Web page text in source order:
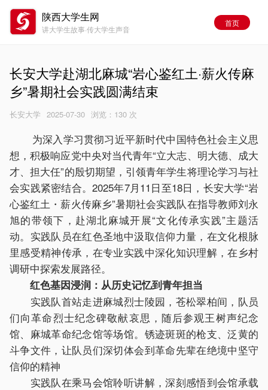
陕西大学生网
讲大学生故事·传大学生声音
首页
长安大学赴湖北麻城“岩心鉴红土·薪火传麻
乡”暑期社会实践圆满结束
长安大学 2025-07-30 浏览： 130 次
为深入学习贯彻习近平新时代中国特色社会主义思
想，积极响应党中央对当代青年“立大志、明大德、成大
才、担大任”的殷切期望，引领青年学生将理论学习与社
会实践紧密结合。2025年7月11日至18日，长安大学“岩
心鉴红土・薪火传麻乡”暑期社会实践队在指导教师刘永
旭的带领下，赴湖北麻城开展“文化传承实践”主题活
动。实践队员在红色圣地中汲取信仰力量，在文化根脉
里感受精神传承，在专业实践中深化知识理解，在乡村
调研中探索发展路径。
红色基因浸润：从历史记忆到青年担当
实践队首站走进麻城烈士陵园，苍松翠柏间，队员
们向革命烈士纪念碑敬献哀思，随后参观王树声纪念
馆、麻城革命纪念馆等场馆。锈迹斑斑的枪支、泛黄的
斗争文件，让队员们深切体会到革命先辈在绝境中坚守
信仰的精神
实践队在乘马会馆聆听讲解，深刻感悟到会馆承载